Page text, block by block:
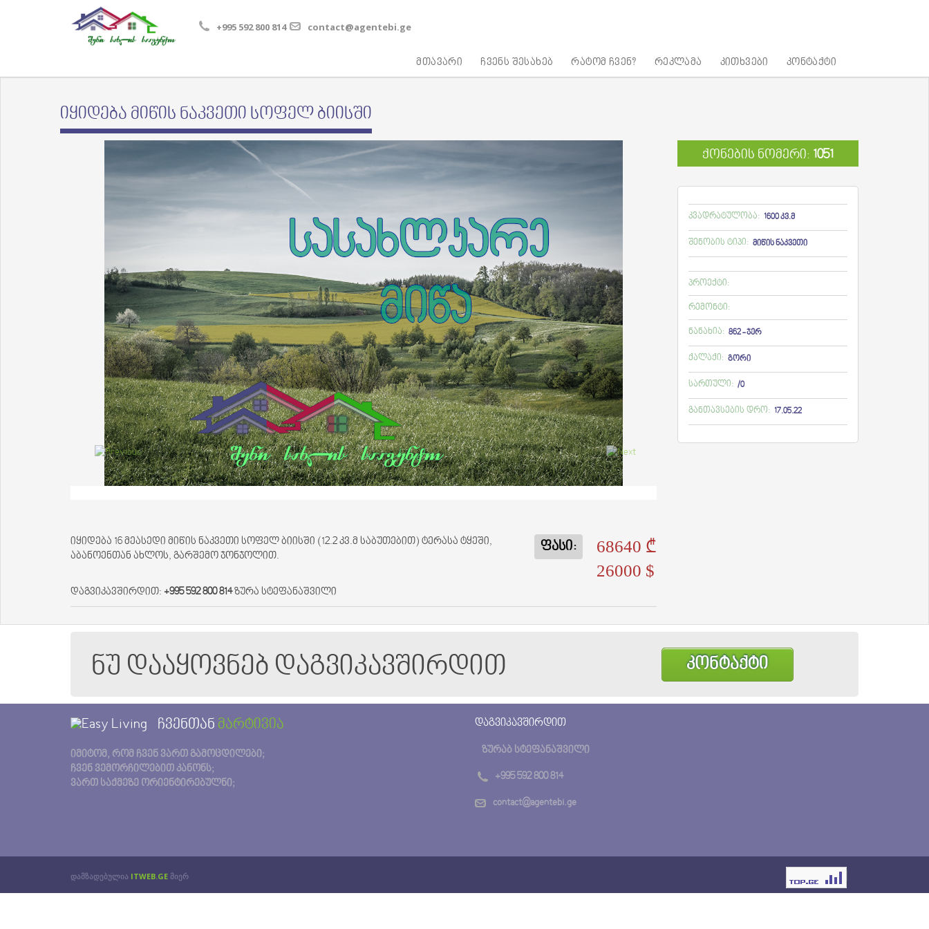
+995 592 800 814 contact@agentebi.ge
მთავარი ჩვენს შესახებ რატომ ჩვენ? რეკლამა კითხვები კონტაქტი
იყიდება მიწის ნაკვეთი სოფელ ბიისში
68640 ₾
26000 $
ფასი:
იყიდება 16 მეასედი მიწის ნაკვეთი სოფელ ბიისში (12.2 კვ.მ საბუთებით) ტერასა ტყეში,
აბანოენთან ახლოს, გარშემო ჯონჯოლით.
დაგვიკავშირდით: +995 592 800 814ზურა სტეფანაშვილი
ქონების ნომერი: 1051
კვადრატულობა: 1600 კვ.მ
შენობის ტიპი: მიწის ნაკვეთი
პროექტი:
რემონტი:
ნანახია: 862 - ჯერ
ქალაქი: გორი
სართული: /0
განთავსების დრო: 17.05.22
ნუ დააყოვნებ დაგვიკავშირდით კონტაქტი
ჩვენთან მარტივია
იმიტომ, რომ ჩვენ ვართ გამოცდილები;
ჩვენ ვემორჩილებით კანონს;
ვართ საქმეზე ორიენტირებულნი;
დაგვიკავშირდით
ზურაბ სტეფანაშვილი
+995 592 800 814
contact@agentebi.ge
დამზადებულია ITWEB.GE მიერ